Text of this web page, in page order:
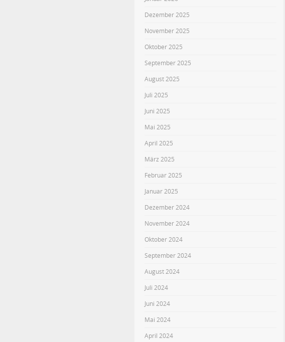
Dezember 2025
November 2025
Oktober 2025
September 2025
August 2025
Juli 2025
Juni 2025
Mai 2025
April 2025
März 2025
Februar 2025
Januar 2025
Dezember 2024
November 2024
Oktober 2024
September 2024
August 2024
Juli 2024
Juni 2024
Mai 2024
April 2024